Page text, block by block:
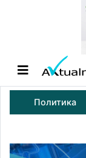
Политика